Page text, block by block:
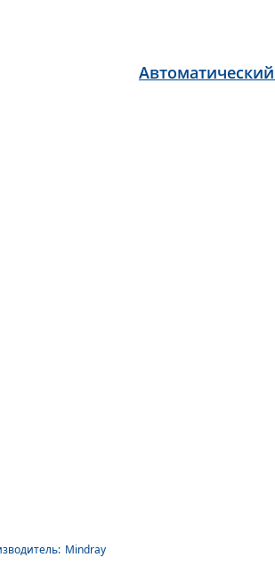
Автоматический
Mindray